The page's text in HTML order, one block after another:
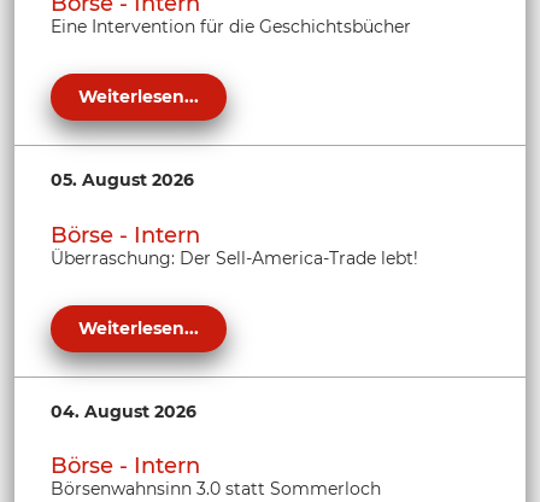
Eine Intervention für die Geschichtsbücher
Weiterlesen...
05. August 2026
Börse - Intern
Überraschung: Der Sell-America-Trade lebt!
Weiterlesen...
04. August 2026
Börse - Intern
Börsenwahnsinn 3.0 statt Sommerloch